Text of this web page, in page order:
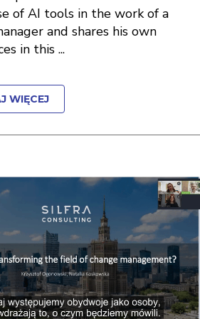
of AI tools in the work of a
and shares his own
in this ...
WIĘCEJ